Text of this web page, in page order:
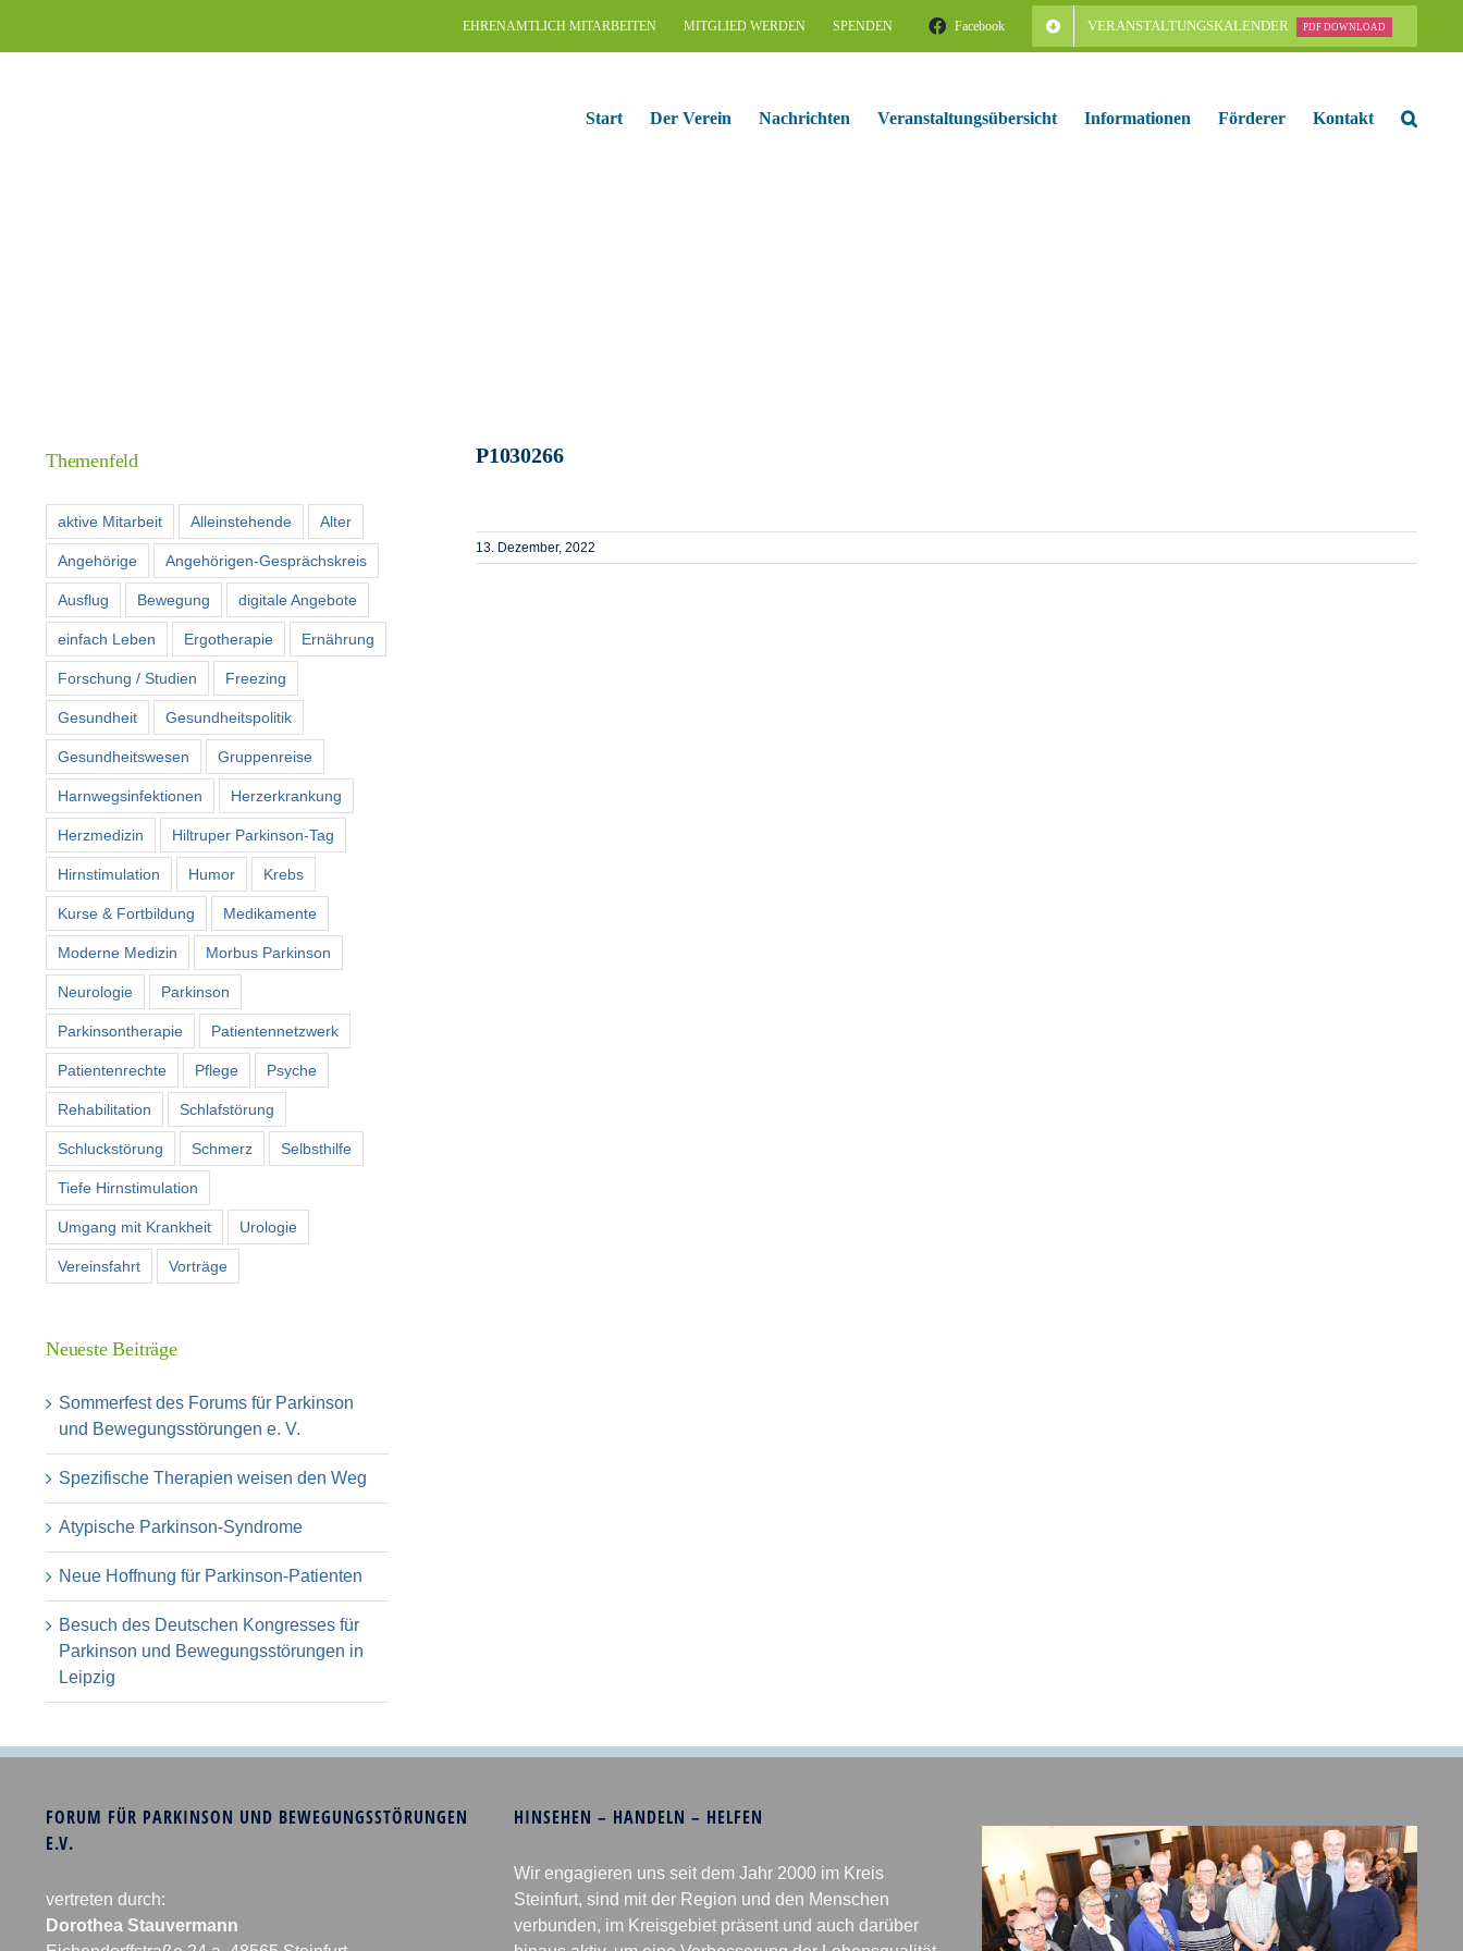
EHRENAMTLICH MITARBEITEN MITGLIED WERDEN SPENDEN Facebook VERANSTALTUNGSKALENDER PDF DOWNLOAD
Start Der Verein Nachrichten Veranstaltungsübersicht Informationen Förderer Kontakt
P1030266
13. Dezember, 2022
Themenfeld
aktive Mitarbeit Alleinstehende Alter
Angehörige Angehörigen-Gesprächskreis
Ausflug Bewegung digitale Angebote
einfach Leben Ergotherapie Ernährung
Forschung / Studien Freezing
Gesundheit Gesundheitspolitik
Gesundheitswesen Gruppenreise
Harnwegsinfektionen Herzerkrankung
Herzmedizin Hiltruper Parkinson-Tag
Hirnstimulation Humor Krebs
Kurse & Fortbildung Medikamente
Moderne Medizin Morbus Parkinson
Neurologie Parkinson
Parkinsontherapie Patientennetzwerk
Patientenrechte Pflege Psyche
Rehabilitation Schlafstörung
Schluckstörung Schmerz Selbsthilfe
Tiefe Hirnstimulation
Umgang mit Krankheit Urologie
Vereinsfahrt Vorträge
Neueste Beiträge
Sommerfest des Forums für Parkinson
und Bewegungsstörungen e. V.
Spezifische Therapien weisen den Weg
Atypische Parkinson-Syndrome
Neue Hoffnung für Parkinson-Patienten
Besuch des Deutschen Kongresses für
Parkinson und Bewegungsstörungen in
Leipzig
FORUM FÜR PARKINSON UND BEWEGUNGSSTÖRUNGEN
E.V.
vertreten durch:
Dorothea Stauvermann
HINSEHEN – HANDELN – HELFEN
Wir engagieren uns seit dem Jahr 2000 im Kreis
Steinfurt, sind mit der Region und den Menschen
verbunden, im Kreisgebiet präsent und auch darüber